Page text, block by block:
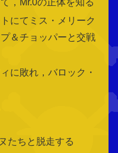
，Mr.0の正体を知る
にてミス・メリーク
＆チョッパーと交戦
に敗れ，バロック・
たちと脱走する